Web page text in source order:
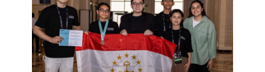
ПРЕДСТАВИЛИ
АРТ-
ФИЛЬМ
TENGRIDA:
CYBER